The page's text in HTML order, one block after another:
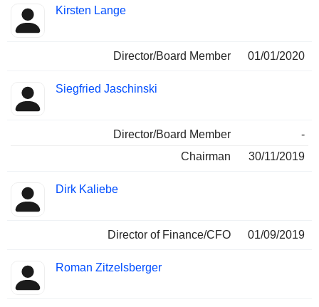
Kirsten Lange
Director/Board Member 01/01/2020
Siegfried Jaschinski
Director/Board Member
-
Chairman
30/11/2019
Dirk Kaliebe
Director of Finance/CFO 01/09/2019
Roman Zitzelsberger